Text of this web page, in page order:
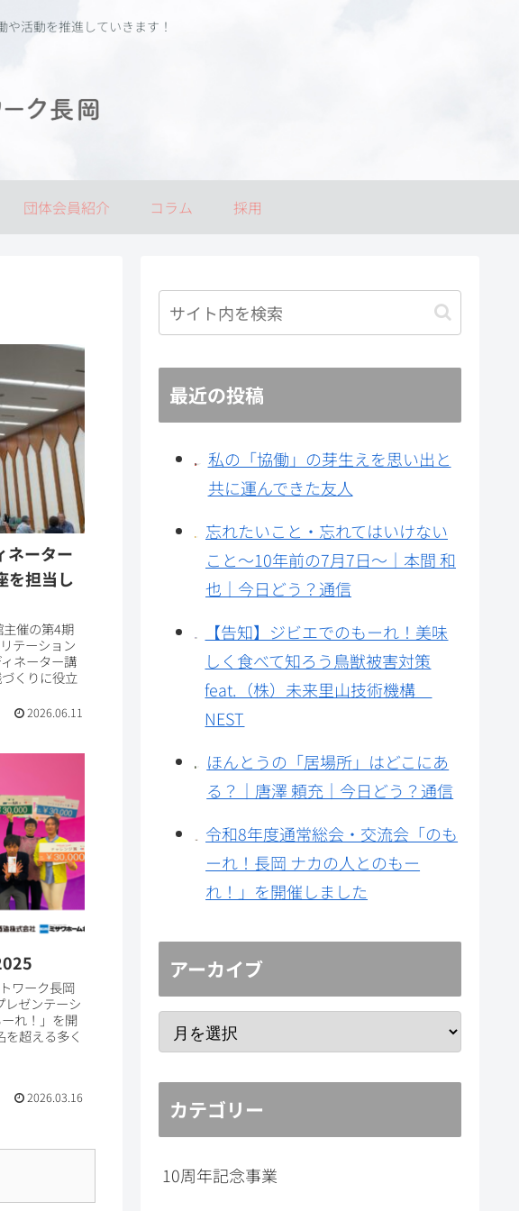
活動を推進していきます！
団体会員紹介 コラム 採用
ネーター
を担当し
催の第4期
テーション
ネーター講
くりに役立
2026.06.11
ワーク長岡
ゼンテーシ
れ！」を開
超える多く
2026.03.16
最近の投稿
私の「協働」の芽生えを思い出と
共に運んできた友人
忘れたいこと・忘れてはいけない
こと～10年前の7月7日～｜本間 和
也｜今日どう？通信
【告知】ジビエでのもーれ！美味
しく食べて知ろう鳥獣被害対策
feat.（株）未来里山技術機構
NEST
ほんとうの「居場所」はどこにあ
る？｜唐澤 頼充｜今日どう？通信
令和8年度通常総会・交流会「のも
ーれ！長岡 ナカの人とのもー
れ！」を開催しました
アーカイブ
カテゴリー
10周年記念事業